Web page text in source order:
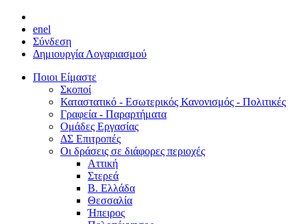
enel
Σύνδεση
Δημιουργία Λογαριασμού
Ποιοι Είμαστε
Σκοποί
Καταστατικό - Εσωτερικός Κανονισμός - Πολιτικές
Γραφεία - Παραρτήματα
Ομάδες Εργασίας
ΔΣ Επιτροπές
Οι δράσεις σε διάφορες περιοχές
Αττική
Στερεά
Β. Ελλάδα
Θεσσαλία
Ήπειρος